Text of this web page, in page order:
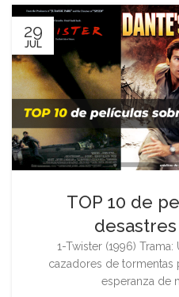
29
JUL
TOP 10 de
1-Twister (1996)
cazadores de tormentas
esperanza de